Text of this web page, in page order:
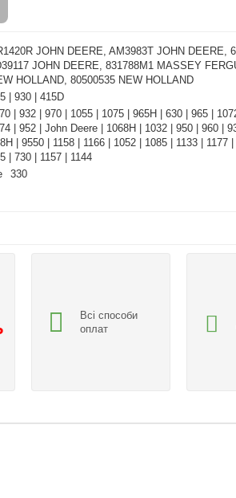
JOHN DEERE, AM3983T JOHN DEERE,
JOHN DEERE, 831788M1 MASSEY
HOLLAND, 80500535 NEW HOLLAND
| 930 | 415D
| 932 | 970 | 1055 | 1075 | 965H | 630 | 965 |
| 952 | John Deere | 1068H | 1032 | 950 | 960 |
| 9550 | 1158 | 1166 | 1052 | 1085 | 1133 | 1177 |
| 730 | 1157 | 1144
330
Всі способи
оплат